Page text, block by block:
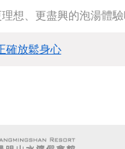
想、更盡興的泡湯體驗
確放鬆身心